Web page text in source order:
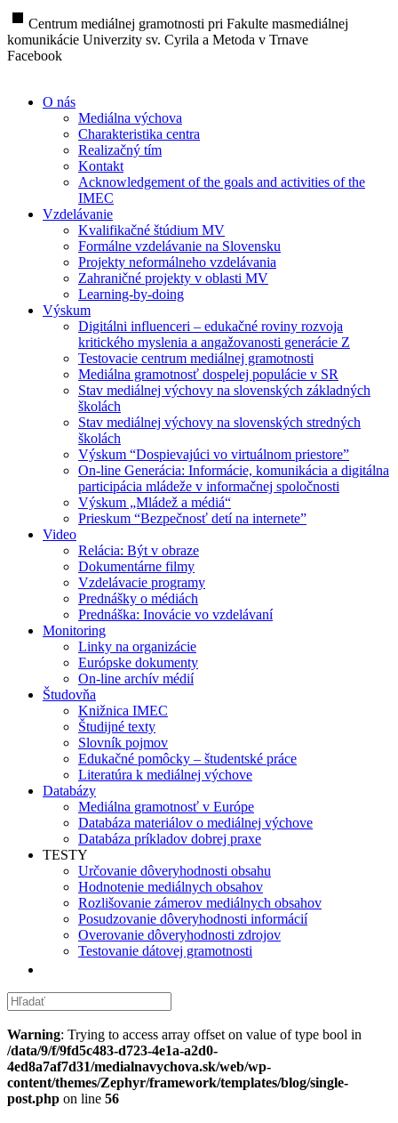
stop Centrum mediálnej gramotnosti pri Fakulte masmediálnej
komunikácie Univerzity sv. Cyrila a Metoda v Trnave
Facebook
O nás
Mediálna výchova
Charakteristika centra
Realizačný tím
Kontakt
Acknowledgement of the goals and activities of the
IMEC
Vzdelávanie
Kvalifikačné štúdium MV
Formálne vzdelávanie na Slovensku
Projekty neformálneho vzdelávania
Zahraničné projekty v oblasti MV
Learning-by-doing
Výskum
Digitálni influenceri – edukačné roviny rozvoja
kritického myslenia a angažovanosti generácie Z
Testovacie centrum mediálnej gramotnosti
Mediálna gramotnosť dospelej populácie v SR
Stav mediálnej výchovy na slovenských základných
školách
Stav mediálnej výchovy na slovenských stredných
školách
Výskum “Dospievajúci vo virtuálnom priestore”
On-line Generácia: Informácie, komunikácia a digitálna
participácia mládeže v informačnej spoločnosti
Výskum „Mládež a médiá“
Prieskum “Bezpečnosť detí na internete”
Video
Relácia: Být v obraze
Dokumentárne filmy
Vzdelávacie programy
Prednášky o médiách
Prednáška: Inovácie vo vzdelávaní
Monitoring
Linky na organizácie
Európske dokumenty
On-line archív médií
Študovňa
Knižnica IMEC
Študijné texty
Slovník pojmov
Edukačné pomôcky – študentské práce
Literatúra k mediálnej výchove
Databázy
Mediálna gramotnosť v Európe
Databáza materiálov o mediálnej výchove
Databáza príkladov dobrej praxe
TESTY
Určovanie dôveryhodnosti obsahu
Hodnotenie mediálnych obsahov
Rozlišovanie zámerov mediálnych obsahov
Posudzovanie dôveryhodnosti informácií
Overovanie dôveryhodnosti zdrojov
Testovanie dátovej gramotnosti
Warning: Trying to access array offset on value of type bool in
/data/9/f/9fd5c483-d723-4e1a-a2d0-
4ed8a7af7d31/medialnavychova.sk/web/wp-
content/themes/Zephyr/framework/templates/blog/single-
post.php on line 56